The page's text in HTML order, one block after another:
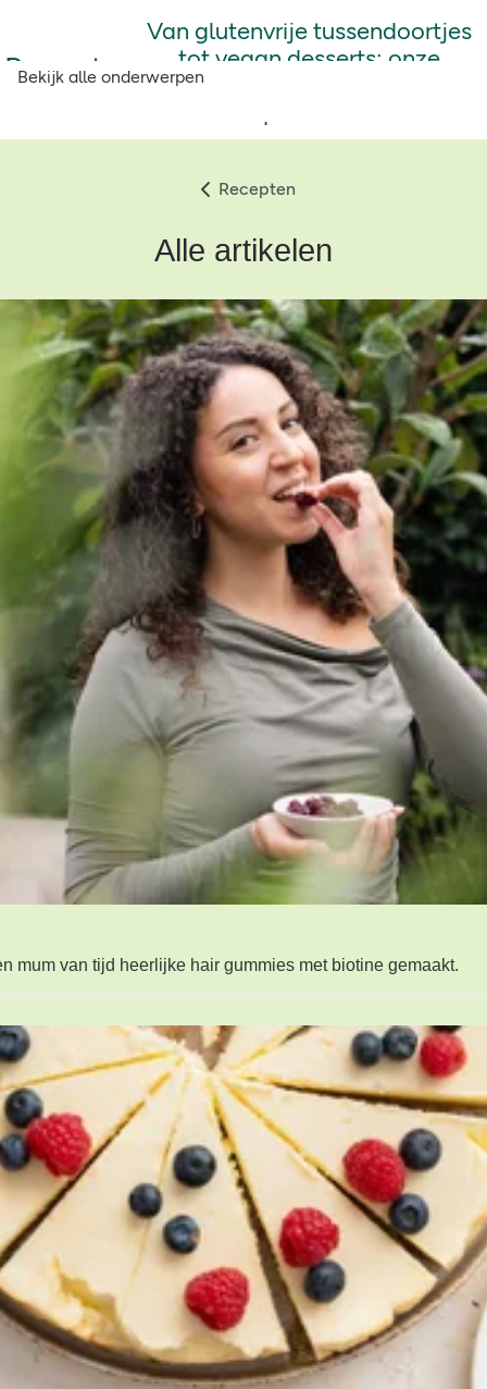
Recepten
Van glutenvrije tussendoortjes
tot vegan desserts: onze
voedzame recepten als
Bekijk alle onderwerpen
Recepten
Alle artikelen
mum van tijd heerlijke hair gummies met biotine gemaakt.